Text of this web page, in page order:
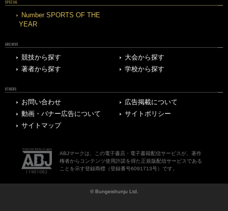
SPECIAL
Number SPORTS OF THE
YEAR
ARCHIVE
競技から探す
大会から探す
著者から探す
学校から探す
OTHERS
お問い合わせ
広告掲載について
動画・バナー広告について
サイトポリシー
サイトマップ
ABJマークは、この電子書店・電子書籍配信サービスが、著作
権者からコンテンツ使用許諾を得た正規版配信サービスである
ことを示す登録商標（登録番号6091713号）です。
© Bungeishunju Ltd.